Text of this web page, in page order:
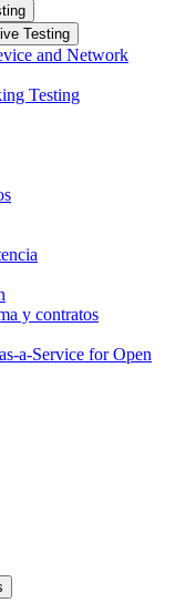
Testing
and Network
Testing
y contratos
a-Service for Open